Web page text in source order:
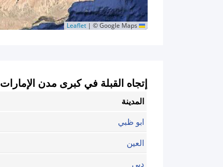
| © Google Maps
إتجاه القبلة في كبرى مدن الإمارات
المدينة
ابو ظبي
العين
دبي